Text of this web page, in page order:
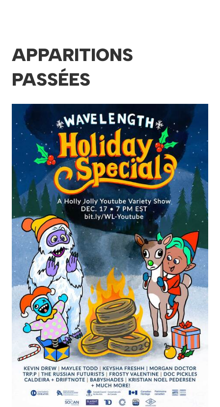
APPARITIONS
PASSÉES